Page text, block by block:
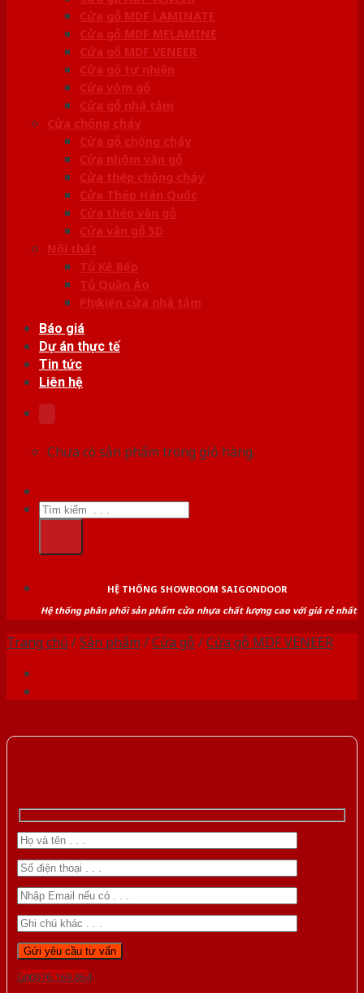
Cửa gỗ MDF LAMINATE
Cửa gỗ MDF MELAMINE
Cửa gỗ MDF VENEER
Cửa gỗ tự nhiên
Cửa vòm gỗ
Cửa gỗ nhà tắm
Cửa chống cháy
Cửa gỗ chống cháy
Cửa nhôm vân gỗ
Cửa thép chống cháy
Cửa Thép Hàn Quốc
Cửa thép vân gỗ
Cửa vân gỗ 5D
Nội thất
Tủ Kệ Bếp
Tủ Quần Áo
Phụ kiện cửa nhà tắm
Báo giá
Dự án thực tế
Tin tức
Liên hệ
Chưa có sản phẩm trong giỏ hàng.
Tìm
kiếm:
HỆ THỐNG SHOWROOM SAIGONDOOR
Hệ thống phân phối sản phẩm cửa nhựa chất lượng cao với giá rẻ nhất
Trang chủ /Sản phẩm /Cửa gỗ /Cửa gỗ MDF VENEER
Gọi 0976.169.864